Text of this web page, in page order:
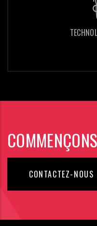
CONTACTEZ-NOUS